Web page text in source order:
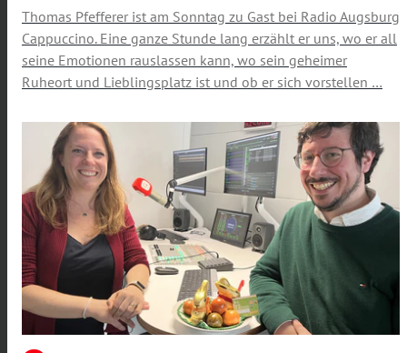
Thomas Pfefferer ist am Sonntag zu Gast bei Radio Augsburg
Cappuccino. Eine ganze Stunde lang erzählt er uns, wo er all
seine Emotionen rauslassen kann, wo sein geheimer
Ruheort und Lieblingsplatz ist und ob er sich vorstellen …